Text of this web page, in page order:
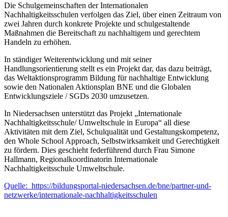
Die Schulgemeinschaften der Internationalen
Nachhaltigkeitsschulen verfolgen das Ziel, über einen Zeitraum von
zwei Jahren durch konkrete Projekte und schulgestaltende
Maßnahmen die Bereitschaft zu nachhaltigem und gerechtem
Handeln zu erhöhen.
In ständiger Weiterentwicklung und mit seiner
Handlungsorientierung stellt es ein Projekt dar, das dazu beiträgt,
das Weltaktionsprogramm Bildung für nachhaltige Entwicklung
sowie den Nationalen Aktionsplan BNE und die Globalen
Entwicklungsziele / SGDs 2030 umzusetzen.
In Niedersachsen unterstützt das Projekt „Internationale
Nachhaltigkeitsschule/ Umweltschule in Europa“ all diese
Aktivitäten mit dem Ziel, Schulqualität und Gestaltungskompetenz,
den Whole School Approach, Selbstwirksamkeit und Gerechtigkeit
zu fördern. Dies geschieht federführend durch Frau Simone
Hallmann, Regionalkoordinatorin Internationale
Nachhaltigkeitsschule Umweltschule.
Quelle: https://bildungsportal-niedersachsen.de/bne/partner-und-
netzwerke/internationale-nachhaltigkeitsschulen